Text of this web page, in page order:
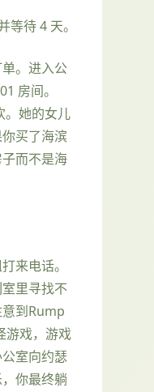
等待 4 天。
。进入公
房间。
。她的女儿
买了海滨
而不是海
来电话。
里寻找不
到Rump
游戏，游戏
室向约瑟
你最终躺